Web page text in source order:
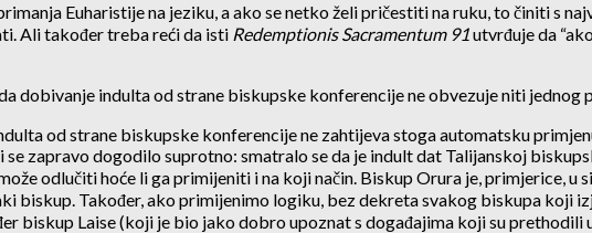
Euharistije na jeziku, a ako se netko želi pričestiti na ruku, to činiti s
Ali također treba reći da isti Redemptionis Sacramentum 91utvrđuje da
dobivanje indulta od strane biskupske konferencije ne obvezuje niti jednog
od strane biskupske konferencije ne zahtijeva stoga automatsku
zapravo dogodilo suprotno: smatralo se da je indult dat Talijanskoj
odlučiti hoće li ga primijeniti i na koji način. Biskup Orura je, primjerice,
biskup. Također, ako primijenimo logiku, bez dekreta svakog biskupa koji
biskup Laise (koji je bio jako dobro upoznat s događajima koji su